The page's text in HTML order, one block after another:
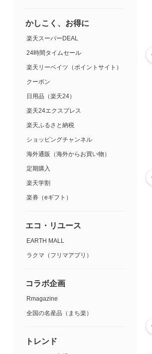
かしこく、お得に
楽天スーパーDEAL
24時間タイムセール
楽天リーベイツ（ポイントサイト）
クーポン
日用品（楽天24）
楽天24エクスプレス
楽天ふるさと納税
ショッピングチャンネル
海外通販（海外からお買い物）
定期購入
楽天学割
楽券（eギフト）
エコ・リユース
EARTH MALL
ラクマ（フリマアプリ）
コラボ企画
Rmagazine
全国の名産品（まち楽）
トレンド